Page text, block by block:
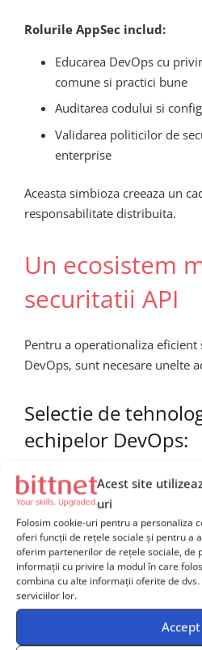
Acest site
uri
Folosim cookie-uri pentru a personaliza
oferi funcții de rețele sociale și pentru a
oferim partenerilor de rețele sociale, de
informații cu privire la modul în care
combina cu alte informații oferite de
serviciilor lor.
Accept
Rolurile AppSec includ:
Educarea DevOps cu
comune si practici bune
Auditarea codului si
Validarea politicilor de
enterprise
Aceasta simbioza creeaza un
responsabilitate distribuita.
Un ecosistem
securitatii API
Pentru a operationaliza eficient
DevOps, sunt necesare unelte
Selectie de
echipelor DevOps:
API Management
API Gateway
API Security Testing:
Postman Security Testing
Runtime protection:
Security, Noname Security
Monitoring &
Grafana, Elastic, Datadog